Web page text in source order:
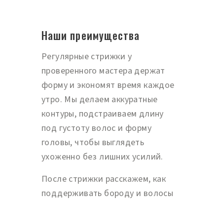
Наши преимущества
Регулярные стрижки у
проверенного мастера держат
форму и экономят время каждое
утро. Мы делаем аккуратные
контуры, подстраиваем длину
под густоту волос и форму
головы, чтобы выглядеть
ухоженно без лишних усилий.
После стрижки расскажем, как
поддерживать бороду и волосы